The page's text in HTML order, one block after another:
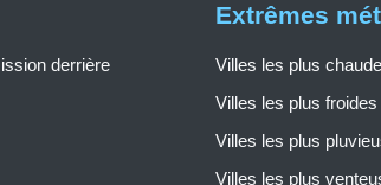
derrière
Extrêmes
Villes les plus
Villes les plus
Villes les plus
Villes les plus